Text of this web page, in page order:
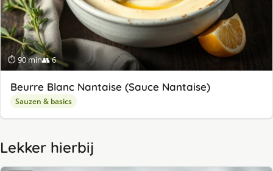
⏱ 90 min👥 6
Beurre Blanc Nantaise (Sauce Nantaise)
Sauzen & basics
Lekker hierbij